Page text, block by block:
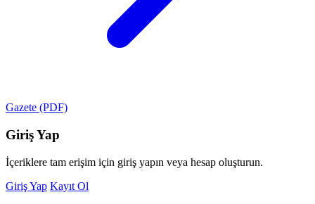
Gazete (PDF)
Giriş Yap
İçeriklere tam erişim için giriş yapın veya hesap oluşturun.
Giriş Yap Kayıt Ol